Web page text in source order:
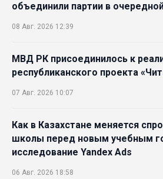
объединили партии в
08 Авг. 2026 12:39
МВД РК присоединилось к
республиканского проекта
07 Авг. 2026 10:07
Как в Казахстане меняется
школы перед новым учебным
исследование Yandex Ads
06 Авг. 2026 18:58